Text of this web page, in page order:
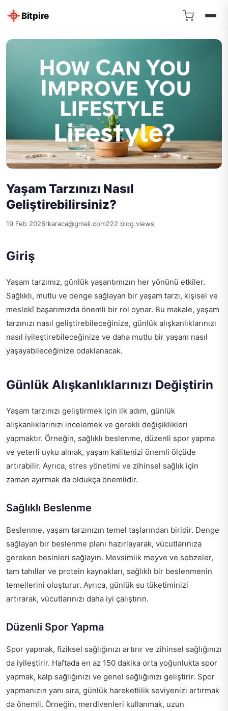
Bitpire
Yaşam Tarzınızı Nasıl
Geliştirebilirsiniz?
19 Feb 2026rkaraca@gmail.com222 blog.views
Giriş
Yaşam tarzımız, günlük yaşantımızın her yönünü etkiler.
Sağlıklı, mutlu ve denge sağlayan bir yaşam tarzı, kişisel ve
meslekî başarımızda önemli bir rol oynar. Bu makale, yaşam
tarzınızı nasıl geliştirebileceğinize, günlük alışkanlıklarınızı
nasıl iyileştirebileceğinize ve daha mutlu bir yaşam nasıl
yaşayabileceğinize odaklanacak.
Günlük Alışkanlıklarınızı Değiştirin
Yaşam tarzınızı geliştirmek için ilk adım, günlük
alışkanlıklarınızı incelemek ve gerekli değişiklikleri
yapmaktır. Örneğin, sağlıklı beslenme, düzenli spor yapma
ve yeterli uyku almak, yaşam kalitenizi önemli ölçüde
artırabilir. Ayrıca, stres yönetimi ve zihinsel sağlık için
zaman ayırmak da oldukça önemlidir.
Sağlıklı Beslenme
Beslenme, yaşam tarzınızın temel taşlarından biridir. Denge
sağlayan bir beslenme planı hazırlayarak, vücutlarınıza
gereken besinleri sağlayın. Mevsimlik meyve ve sebzeler,
tam tahıllar ve protein kaynakları, sağlıklı bir beslenmenin
temellerini oluşturur. Ayrıca, günlük su tüketiminizi
artırarak, vücutlarınızı daha iyi çalıştırın.
Düzenli Spor Yapma
Spor yapmak, fiziksel sağlığınızı artırır ve zihinsel sağlığınızı
da iyileştirir. Haftada en az 150 dakika orta yoğunlukta spor
yapmak, kalp sağlığınızı ve genel sağlığınızı geliştirir. Spor
yapmanızın yanı sıra, günlük hareketlilik seviyenizi artırmak
da önemli. Örneğin, merdivenleri kullanmak, uzun